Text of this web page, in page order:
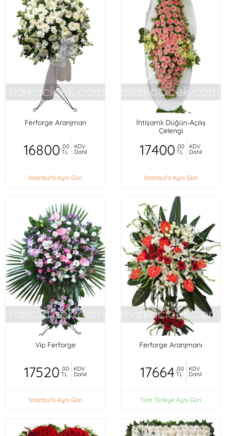
Ferforge Aranjman
16800 ,00
TL
KDV
Dahil
İstanbul'a Aynı Gün
İhtişamlı Düğün-Açılış
Çelengi
17400 ,00
TL
KDV
Dahil
İstanbul'a Aynı Gün
Vip Ferforge
17520 ,00
TL
KDV
Dahil
İstanbul'a Aynı Gün
Ferforge Aranjmanı
17664 ,00
TL
KDV
Dahil
Tüm Türkiye Aynı Gün